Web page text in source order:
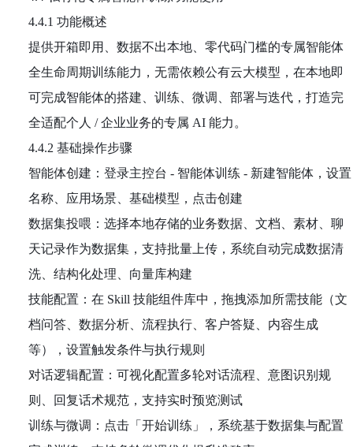
4.4.1 功能概述
提供开箱即用、数据不出本地、零代码门槛的专属智能体
全生命周期训练能力，无需依赖公有云大模型，在本地即
可完成智能体的搭建、训练、微调、部署与迭代，打造完
全适配个人 / 企业业务的专属 AI 能力。
4.4.2 基础操作步骤
智能体创建：登录主控台 - 智能体训练 - 新建智能体，设置
名称、应用场景、基础模型，点击创建
数据集投喂：选择本地存储的业务数据、文档、素材、聊
天记录作为数据集，支持批量上传，系统自动完成数据清
洗、结构化处理、向量库构建
技能配置：在 Skill 技能组件库中，拖拽添加所需技能（文
档问答、数据分析、流程执行、客户答疑、内容生成
等），设置触发条件与执行规则
对话逻辑配置：可视化配置多轮对话流程、意图识别规
则、回复话术规范，支持实时预览测试
训练与微调：点击「开始训练」，系统基于数据集与配置